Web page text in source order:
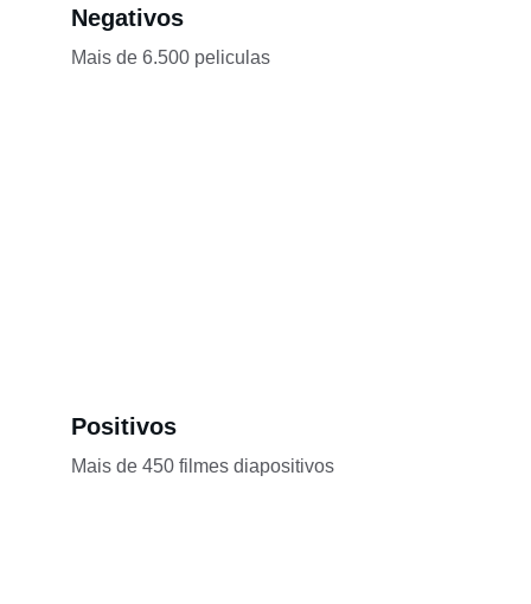
Negativos
Mais de 6.500 peliculas
Positivos
Mais de 450 filmes diapositivos